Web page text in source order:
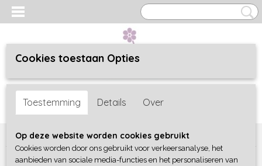
Inloggen Registreren
Home >Wol - Scheepjes Stone washed >836 Tourmaline
Cookies toestaan Opties
Toestemming Details Over
Op deze website worden cookies gebruikt
Cookies worden door ons gebruikt voor verkeersanalyse, het
aanbieden van sociale media-functies en het personaliseren van